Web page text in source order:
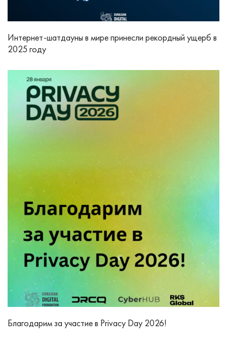
Интернет‑шатдауны в мире принесли рекордный ущерб в
2025 году
Благодарим за участие в Privacy Day 2026!